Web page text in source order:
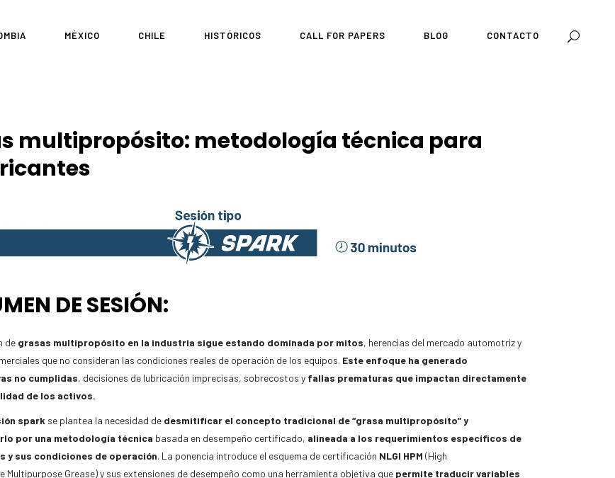
MÉXICO CHILE HISTÓRICOS CALL FOR PAPERS BLOG CONTACTO
multipropósito: metodología técnica para
DE SESIÓN:
de grasas multipropósito en la industria sigue estando dominada por mitos, herencias del mercado automotriz y
que no consideran las condiciones reales de operación de los equipos. Este enfoque ha generado
no cumplidas, decisiones de lubricación imprecisas, sobrecostos y fallas prematuras que impactan directamente
de los activos.
spark se plantea la necesidad de desmitificar el concepto tradicional de “grasa multipropósito” y
por una metodología técnica basada en desempeño certificado, alineada a los requerimientos específicos de
y sus condiciones de operación. La ponencia introduce el esquema de certificación NLGI HPM (High
Multipurpose Grease) y sus extensiones de desempeño como una herramienta objetiva que permite traducir variables